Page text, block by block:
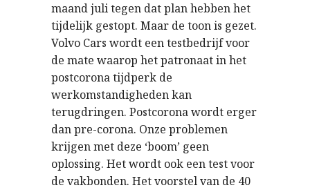
maand juli tegen dat plan hebben het
tijdelijk gestopt. Maar de toon is gezet.
Volvo Cars wordt een testbedrijf voor
de mate waarop het patronaat in het
postcorona tijdperk de
werkomstandigheden kan
terugdringen. Postcorona wordt erger
dan pre-corona. Onze problemen
krijgen met deze ‘boom’ geen
oplossing. Het wordt ook een test voor
de vakbonden. Het voorstel van de 40